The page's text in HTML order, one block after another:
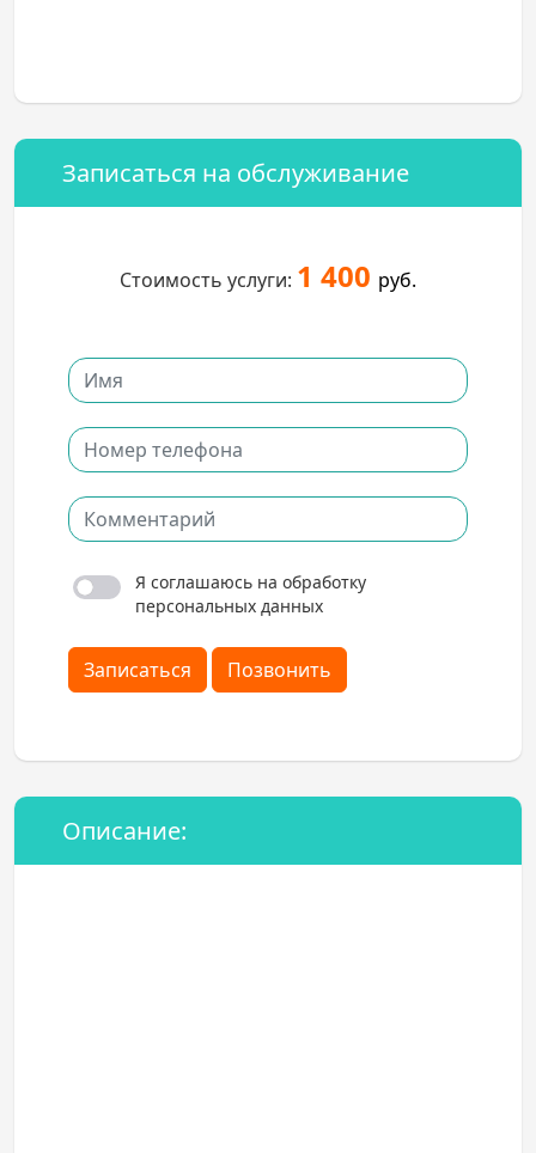
Записаться на обслуживание
Стоимость услуги: 1 400 руб.
Я соглашаюсь на обработку
персональных данных
Записаться Позвонить
Описание: